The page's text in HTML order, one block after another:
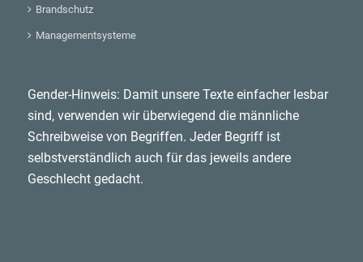
Brandschutz
Managementsysteme
Gender-Hinweis: Damit unsere Texte einfacher lesbar
sind, verwenden wir überwiegend die männliche
Schreibweise von Begriffen. Jeder Begriff ist
selbstverständlich auch für das jeweils andere
Geschlecht gedacht.